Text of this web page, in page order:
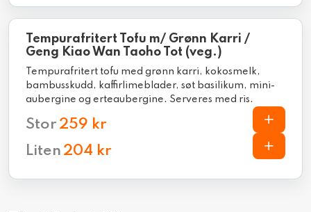
Tempurafritert Tofu m/ Grønn Karri /
Geng Kiao Wan Taoho Tot (veg.)
Tempurafritert tofu med grønn karri, kokosmelk,
bambusskudd, kaffirlimeblader, søt basilikum, mini-
aubergine og erteaubergine. Serveres med ris.
Stor 259 kr
Liten 204 kr